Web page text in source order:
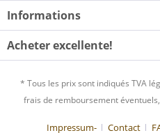
Informations
Acheter excellente!
* Tous les prix sont indiqués TVA
frais de remboursement
Impressum- Contact